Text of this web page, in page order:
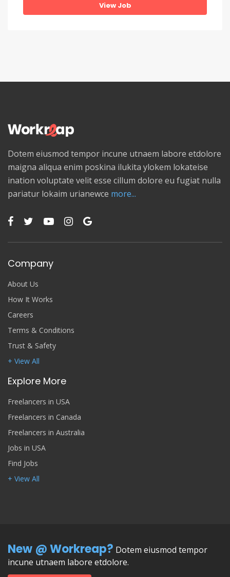
View Job
Dotem eiusmod tempor incune utnaem labore etdolore
maigna aliqua enim poskina ilukita ylokem lokateise
ination voluptate velit esse cillum dolore eu fugiat nulla
pariatur lokaim urianewce more...
Company
About Us
How It Works
Careers
Terms & Conditions
Trust & Safety
+ View All
Explore More
Freelancers in USA
Freelancers in Canada
Freelancers in Australia
Jobs in USA
Find Jobs
+ View All
New @ Workreap? Dotem eiusmod tempor
incune utnaem labore etdolore.